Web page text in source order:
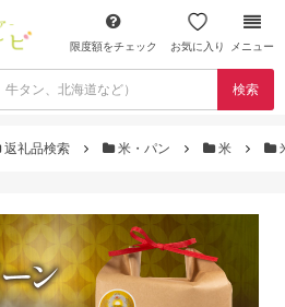
限度額をチェック お気に入り メニュー
検索
返礼品検索 米・パン 米